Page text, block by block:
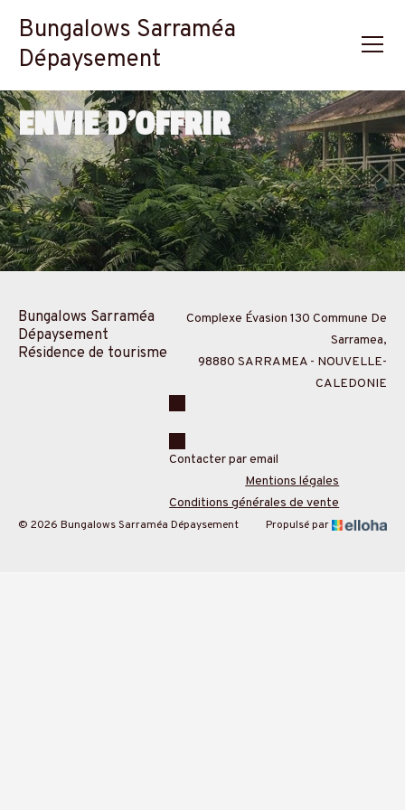
Bungalows Sarraméa
Dépaysement
ENVIE D'OFFRIR
Bungalows Sarraméa
Dépaysement
Résidence de tourisme
Complexe Évasion 130 Commune De
Sarramea,
98880 SARRAMEA - NOUVELLE-
CALEDONIE
Contacter par email
Mentions légales
Conditions générales de vente
© 2026 Bungalows Sarraméa Dépaysement Propulsé par